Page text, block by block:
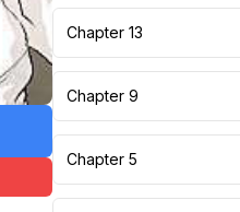
Chapter 13
Chapter 9
Chapter 5